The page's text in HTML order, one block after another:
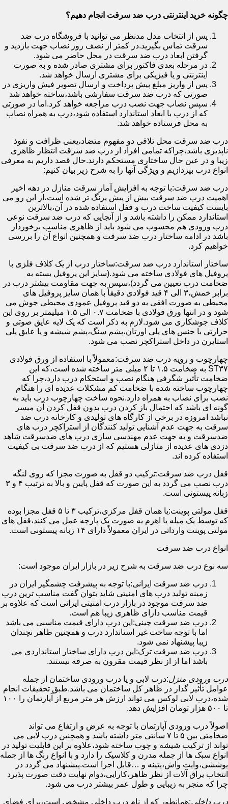
چگونه خرید اینترنتی درب ضد سرقت انجام دهیم؟
پس از انتخاب مدل مدنظر می توانید با فروشگاه درب ضد
سرقت تماس بگیرید.در کمتر از نصف روز نصاب جهت بازدید و
گرفتن ابعاد درب ضد سرقت در محل حاضر می شود.
در مرحله بعدی فاکتور برای مشتری صادر شده و به صورت
اینترنتی و یا فیزیکی برای مشتری ارسال خواهد شد.
پس از واریز مبلغ پیش پرداخت و ارسال تصویر فیش واریزی در
صورتی که درب ضد سرقت سفارشی باشد،ساخته خواهد شد
سپس نصاب جهت نصب درب مراجعه خواهد کرد.اما در صورتی
که از درب با ابعاد استاندارد استفاده شود،درب به همراه نصاب
به محل فرستاده خواهد شد.
درب ضد سرقت محل تلاقی دو مفهوم متضاد،یعنی ظرافت و نفوذ
ناپذیری باشد،چراکه تمامی افراد از درب ضد سرقت انتظار ظاهری
زیبا و در عین حال ساختاری مستحکم دارند.حال قصد داریم به معرفی
انواع درب بپردازیم و ویژگی آنها را به شرح زیر بیان کنیم:
درب ضد سرقت:با توجه به افزایش آمار سرقت منازل در دهه اخیر
اهمیت درب ضد سرقت بیش از پیش پرنگ تر شده است،از این رو می
بایست کیفیت ساخت درب و قفل استفاده شده در آن،بالاترین
استاندارد ممکن را داشته باشد و از آنجایی که درب ضد سرقت نوعی
درب ورودی هم محسوب می شود باید از ظاهری مناسب برخوردار
باشد در ادامه ساختار درب ضد سرقت و همچنین انواع آن را بررسی
خواهیم کرد.
ساختار استاندارد درب ضد سرقت:ساختار درب از یک کلاف فلزی با
پروفیل های فولادی ساخته می شود.(سایز این پروفیل بسته به
ضخامت درب تعیین می گردد)،سپس به جهت مقاومت بیشتر درب در
برابر خمش،۳ الی ۴ قید فولادی دقیقاً با همان سایز پروفیل های
محیطی به صورت افقی به دو قید پروفیل عمودی محیطی جوش می
شود و در انتها ورق فولادی با ضخامت ۰.۷ الی ۱.۵ میلیمتر بر روی این
کلاف جوشکاری می شود.لازم به ذکر است که یک لایه عایق صوتی و
حرارتی با جنس های پلی اورتان،پشم سنگ،پشم شیشه و یا عایق پلی
استایرن در داخل استراکچر نصب می شود.
چهارچوب و رویه درب ضد سرقت:معمولاً با استفاده از ورق فولادی
ST۳۷ به ضخامت ۱.۵ تا ۲ میلی متر ساخته شده است،که این
ضخامت تأثیر شگرفی هنگام نصب و استحکام درب دارد،چرا که
چهارچوب ساخته شده با ضخامت کم مشکلات عدیده ای را هنگام
نصب برای نصاب به همراه دارد.نحوه ساخت چهارچوب درب باید به
گونه ای باشد که احتمال باز کردن درب بدون قفل کردن آن میسر
نباشد امروزه در برخی از کارگاه های تولیدی و کارخانه درب ضد
سرقت به جهت عدم آشنایی تولید کنندگان از استراکچر درب های
ضدسرقت و به جهت عدم مهندسی سازی درب های ضدسرقت شاهد
دزدی های عدیده از منازلی هستیم که از درب ضد سرقت بی کیفیت
استفاده کرده اند.
قفل درب ضد سرقت:ترکیب دو قفل به صورت مجزا که روی لنگه
درب نصب می گردد به این صورت که قفل پایین و بالا به ترتیب ۴ و ۳
زبانه پیستونی است.
قفل مولتی پوینت:یا همان قفل مرکزی،ترکیب ۳ تا ۵ قفل مجزا بوده
که توسط یک میله یا اهرم به صورت یک پارچه عمل می کنند،قفل های
مولتی پوینت وارداتی در ایران معمولاً دارای ۱۴ زبانه پیستونی است.
انواع درب ضد سرقت
سه نوع درب ضد سرقت به شرح زیر در بازار ایران موجود است:
درب ضد سرقت ایرانی:با توجه به پیشرفت چشمگیر ایران در
زمینه تولید درب های امنیتی شاید بتوان گفت مناسب ترین درب
ضد سرقت موجود در بازار درب امنیتی ایرانی است که علاوه بر
قیمت مناسب دارای ظاهری زیبا هم است.
درب ضد سرقت چینی:این درب دارای قیمت مناسبی می باشد
اما با توجه ساخت غیر استاندارد درب و همچنین ظاهر نچندان
زیبا پیشنهاد نمی شود.
درب ضد سرقت ترک:این درب دارای ساختار استانداردی می
باشد اما از از نظر قیمت مقرون به صرفه نیستند.
درب ورودی منزل:درب لابی و یا درب ورودی ساختمان از جمله
عوامل تأثیر گذار در ظاهر کل ساختمان می باشد.طبق تحقیقات انجام
شده،درب لابی لوکس می تواند ارزش هر متر مربع از آپارتمان را ۱۰۰
تا ۵۰۰ هزار تومان افزایش دهد.
اصولاً درب ورودی آپارتمان با توجه به عرض و ارتفاع می تواند
ضخامتی بین ۵ تا ۷ سانتی متر داشته باشد و همچنین درب لابی می
تواند از ترکیب شیشه و چوب ساخته شود،علاوه بر این قابلیت تولید در
انواع سبک ها از جمله مدرن و کلاسیک را دارد و با انواع رنگ ها از جمله
پوششی،وایت واش،پتینه و …قابل اجرا است.پیشنهاد می گردد در
انتخاب یراق آلات از نظر ظاهر،کارایی،دوام نهایت دقت صورت پذیرد
چرا که منجر به زیبایی و طول عمر بیشتر درب می شود.
درب داخلی:همانطور که از نام درب داخلی مشخص است،برای فضای